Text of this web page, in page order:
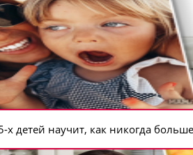
детей научит, как никогда